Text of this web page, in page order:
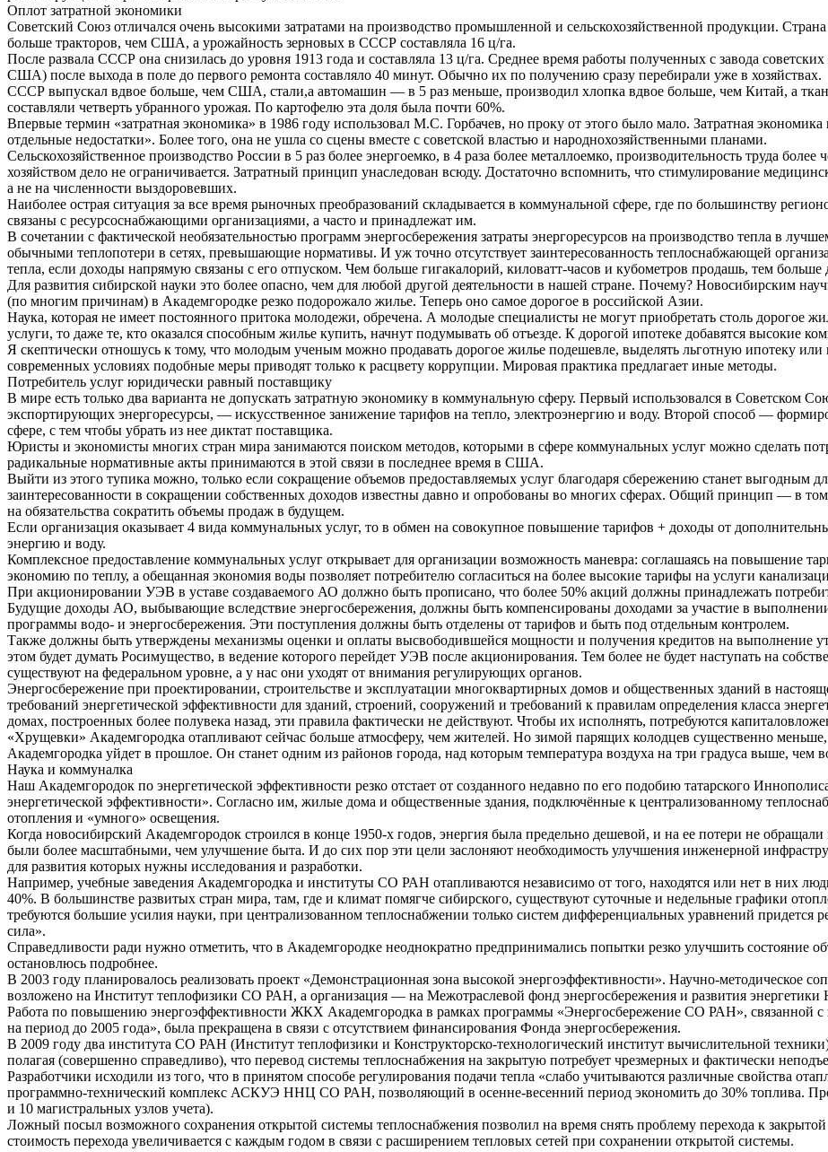
Оплот затратной экономики
Советский Союз отличался очень высокими затратами на производство промышленной и сельскохозяйственной продукции.
больше тракторов, чем США, а урожайность зерновых в СССР составляла 16 ц/га.
После развала СССР она снизилась до уровня 1913 года и составляла 13 ц/га. Среднее время работы полученных с завода
США) после выхода в поле до первого ремонта составляло 40 минут. Обычно их по получению сразу перебирали уже в хозяйствах.
СССР выпускал вдвое больше, чем США, стали,а автомашин — в 5 раз меньше, производил хлопка вдвое больше, чем Китай, а
составляли четверть убранного урожая. По картофелю эта доля была почти 60%.
Впервые термин «затратная экономика» в 1986 году использовал М.С. Горбачев, но проку от этого было мало. Затратная экономика
отдельные недостатки». Более того, она не ушла со сцены вместе с советской властью и народнохозяйственными планами.
Сельскохозяйственное производство России в 5 раз более энергоемко, в 4 раза более металлоемко, производительность труда
хозяйством дело не ограничивается. Затратный принцип унаследован всюду. Достаточно вспомнить, что стимулирование
а не на численности выздоровевших.
Наиболее острая ситуация за все время рыночных преобразований складывается в коммунальной сфере, где по большинству
связаны с ресурсоснабжающими организациями, а часто и принадлежат им.
В сочетании с фактической необязательностью программ энергосбережения затраты энергоресурсов на производство тепла в
обычными теплопотери в сетях, превышающие нормативы. И уж точно отсутствует заинтересованность теплоснабжающей
тепла, если доходы напрямую связаны с его отпуском. Чем больше гигакалорий, киловатт-часов и кубометров продашь, тем
Для развития сибирской науки это более опасно, чем для любой другой деятельности в нашей стране. Почему? Новосибирским
(по многим причинам) в Академгородке резко подорожало жилье. Теперь оно самое дорогое в российской Азии.
Наука, которая не имеет постоянного притока молодежи, обречена. А молодые специалисты не могут приобретать столь дорогое
услуги, то даже те, кто оказался способным жилье купить, начнут подумывать об отъезде. К дорогой ипотеке добавятся высокие
Я скептически отношусь к тому, что молодым ученым можно продавать дорогое жилье подешевле, выделять льготную ипотеку
современных условиях подобные меры приводят только к расцвету коррупции. Мировая практика предлагает иные методы.
Потребитель услуг юридически равный поставщику
В мире есть только два варианта не допускать затратную экономику в коммунальную сферу. Первый использовался в Советском
экспортирующих энергоресурсы, — искусственное занижение тарифов на тепло, электроэнергию и воду. Второй способ —
сфере, с тем чтобы убрать из нее диктат поставщика.
Юристы и экономисты многих стран мира занимаются поиском методов, которыми в сфере коммунальных услуг можно сделать
радикальные нормативные акты принимаются в этой связи в последнее время в США.
Выйти из этого тупика можно, только если сокращение объемов предоставляемых услуг благодаря сбережению станет выгодным
заинтересованности в сокращении собственных доходов известны давно и опробованы во многих сферах. Общий принцип — в
на обязательства сократить объемы продаж в будущем.
Если организация оказывает 4 вида коммунальных услуг, то в обмен на совокупное повышение тарифов + доходы от
энергию и воду.
Комплексное предоставление коммунальных услуг открывает для организации возможность маневра: соглашаясь на повышение
экономию по теплу, а обещанная экономия воды позволяет потребителю согласиться на более высокие тарифы на услуги
При акционировании УЭВ в уставе создаваемого АО должно быть прописано, что более 50% акций должны принадлежать
Будущие доходы АО, выбывающие вследствие энергосбережения, должны быть компенсированы доходами за участие в
программы водо- и энергосбережения. Эти поступления должны быть отделены от тарифов и быть под отдельным контролем.
Также должны быть утверждены механизмы оценки и оплаты высвободившейся мощности и получения кредитов на выполнение
этом будет думать Росимущество, в ведение которого перейдет УЭВ после акционирования. Тем более не будет наступать на
существуют на федеральном уровне, а у нас они уходят от внимания регулирующих органов.
Энергосбережение при проектировании, строительстве и эксплуатации многоквартирных домов и общественных зданий в
требований энергетической эффективности для зданий, строений, сооружений и требований к правилам определения класса
домах, построенных более полувека назад, эти правила фактически не действуют. Чтобы их исполнять, потребуются
«Хрущевки» Академгородка отапливают сейчас больше атмосферу, чем жителей. Но зимой парящих колодцев существенно
Академгородка уйдет в прошлое. Он станет одним из районов города, над которым температура воздуха на три градуса выше, чем
Наука и коммуналка
Наш Академгородок по энергетической эффективности резко отстает от созданного недавно по его подобию татарского
энергетической эффективности». Согласно им, жилые дома и общественные здания, подключённые к централизованному
отопления и «умного» освещения.
Когда новосибирский Академгородок строился в конце 1950-х годов, энергия была предельно дешевой, и на ее потери не
были более масштабными, чем улучшение быта. И до сих пор эти цели заслоняют необходимость улучшения инженерной
для развития которых нужны исследования и разработки.
Например, учебные заведения Академгородка и институты СО РАН отапливаются независимо от того, находятся или нет в них
40%. В большинстве развитых стран мира, там, где и климат помягче сибирского, существуют суточные и недельные графики
требуются большие усилия науки, при централизованном теплоснабжении только систем дифференциальных уравнений придется
сила».
Справедливости ради нужно отметить, что в Академгородке неоднократно предпринимались попытки резко улучшить состояние
остановлюсь подробнее.
В 2003 году планировалось реализовать проект «Демонстрационная зона высокой энергоэффективности». Научно-методическое
возложено на Институт теплофизики СО РАН, а организация — на Межотраслевой фонд энергосбережения и развития энергетики
Работа по повышению энергоэффективности ЖКХ Академгородка в рамках программы «Энергосбережение СО РАН», связанной с
на период до 2005 года», была прекращена в связи с отсутствием финансирования Фонда энергосбережения.
В 2009 году два института СО РАН (Институт теплофизики и Конструкторско-технологический институт вычислительной
полагая (совершенно справедливо), что перевод системы теплоснабжения на закрытую потребует чрезмерных и фактически
Разработчики исходили из того, что в принятом способе регулирования подачи тепла «слабо учитываются различные свойства
программно-технический комплекс АСКУЭ ННЦ СО РАН, позволяющий в осенне-весенний период экономить до 30% топлива.
и 10 магистральных узлов учета).
Ложный посыл возможного сохранения открытой системы теплоснабжения позволил на время снять проблему перехода к
стоимость перехода увеличивается с каждым годом в связи с расширением тепловых сетей при сохранении открытой системы.